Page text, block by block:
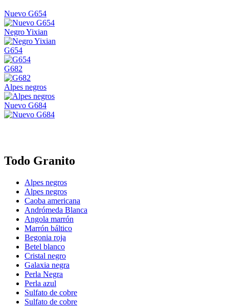
Nuevo G654
Negro Yixian
G654
G682
Alpes negros
Nuevo G684
Todo Granito
Alpes negros
Alpes negros
Caoba americana
Andrómeda Blanca
Angola marrón
Marrón báltico
Begonia roja
Betel blanco
Cristal negro
Galaxia negra
Perla Negra
Perla azul
Sulfato de cobre
Sulfato de cobre